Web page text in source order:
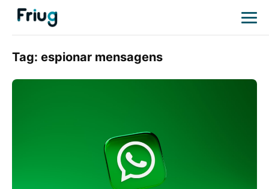
Tag: espionar mensagens